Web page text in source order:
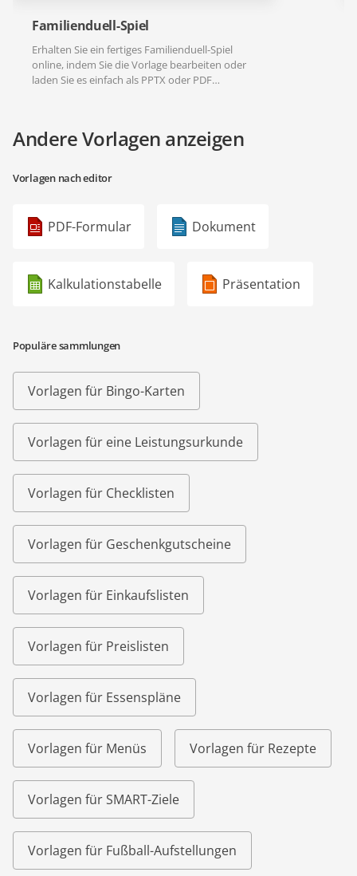
Familienduell-Spiel
Erhalten Sie ein fertiges Familienduell-Spiel
online, indem Sie die Vorlage bearbeiten oder
laden Sie es einfach als PPTX oder PDF
Andere Vorlagen anzeigen
Vorlagen nach editor
PDF-Formular Dokument
Kalkulationstabelle Präsentation
Populäre sammlungen
Vorlagen für Bingo-Karten
Vorlagen für eine Leistungsurkunde
Vorlagen für Checklisten
Vorlagen für Geschenkgutscheine
Vorlagen für Einkaufslisten
Vorlagen für Preislisten
Vorlagen für Essenspläne
Vorlagen für Menüs Vorlagen für Rezepte
Vorlagen für SMART-Ziele
Vorlagen für Fußball-Aufstellungen